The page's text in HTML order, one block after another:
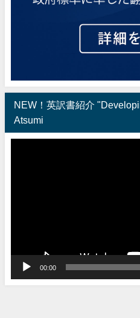
NEW！英訳書紹介
Atsumi
00:00